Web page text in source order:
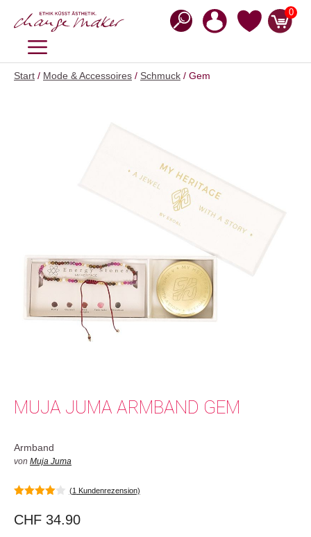
Inhalt
0
MENÜ
Start / Mode & Accessoires / Schmuck / Gem
MUJA JUMA ARMBAND GEM
Armband
von Muja Juma
5
(1 Kundenrezension)
CHF 34.90